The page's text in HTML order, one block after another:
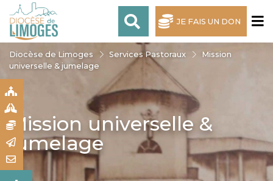
JE FAIS UN DON
Diocèse de Limoges Services Pastoraux
Mission
universelle & jumelage
Mission universelle &
jumelage